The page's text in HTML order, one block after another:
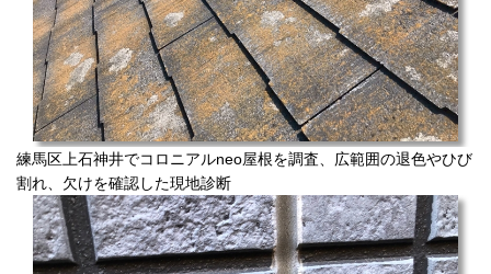
練馬区上石神井でコロニアルneo屋根を調査、広範囲の退色やひび
割れ、欠けを確認した現地診断